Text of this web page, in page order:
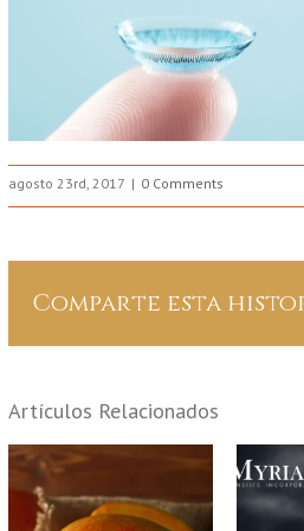
agosto 23rd, 2017 0 Comments
Comparte esta
Artículos Relacionados